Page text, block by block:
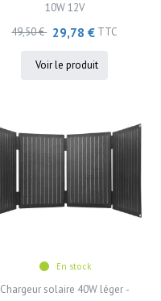
10W 12V
49,50 € 29,78 € TTC
Voir le produit
En stock
Chargeur solaire 40W léger -